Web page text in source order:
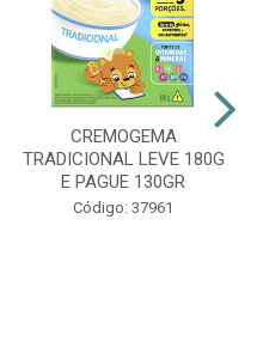
CREMOGEMA
TRADICIONAL LEVE 180G
E PAGUE 130GR
Código: 37961